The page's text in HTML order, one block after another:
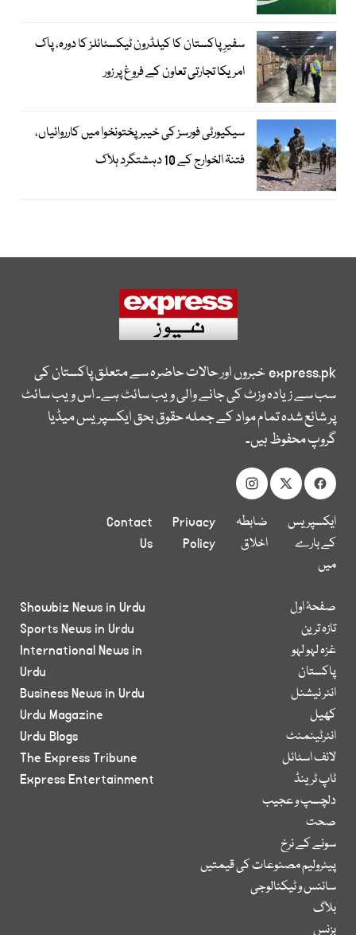
سفیرِ پاکستان کا کیلڈرون ٹیکسٹائلز کا دورہ، پاک
امریکا تجارتی تعاون کے فروغ پر زور
سیکیورٹی فورسز کی خیبر پختونخوا میں کارروائیاں،
فتنۃ الخوارج کے 10 دہشتگرد ہلاک
express.pkخبروں اور حالات حاضرہ سے متعلق پاکستان کی
سب سے زیادہ وزٹ کی جانے والی ویب سائٹ ہے۔ اس ویب سائٹ
پر شائع شدہ تمام مواد کے جملہ حقوق بحق ایکسپریس میڈیا
گروپ محفوظ ہیں۔
ایکسپریس
کے بارے
میں
ضابطہ
اخلاق
Privacy
Policy
Contact
Us
صفحۂ اول
تازہ ترین
غزہ لہو لہو
پاکستان
انٹر نیشنل
کھیل
انٹرٹینمنٹ
لائف اسٹائل
ٹاپ ٹرینڈ
دلچسپ و عجیب
صحت
سونے کے نرخ
پیٹرولیم مصنوعات کی قیمتیں
سائنس و ٹیکنالوجی
بلاگ
بزنس
Showbiz News in Urdu
Sports News in Urdu
International News in
Urdu
Business News in Urdu
Urdu Magazine
Urdu Blogs
The Express Tribune
Express Entertainment